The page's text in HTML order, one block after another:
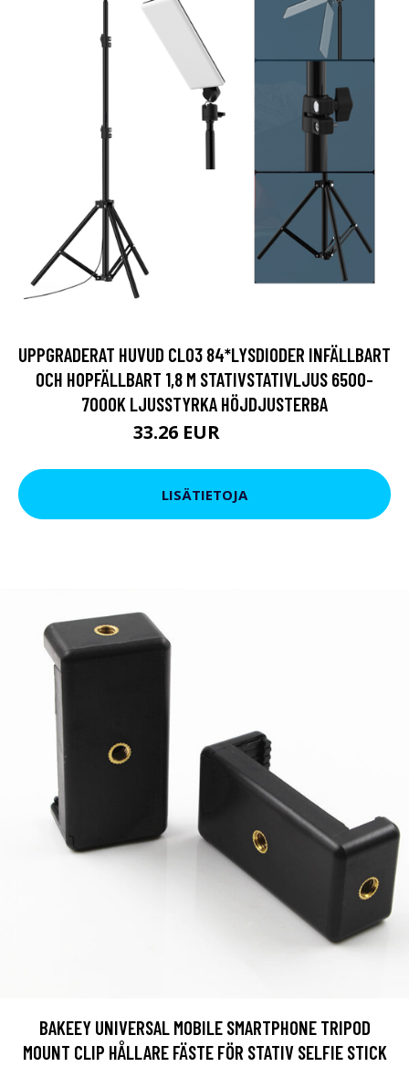
UPPGRADERAT HUVUD CL03 84*LYSDIODER INFÄLLBART
OCH HOPFÄLLBART 1,8 M STATIVSTATIVLJUS 6500-
7000K LJUSSTYRKA HÖJDJUSTERBA
33.26 EUR
LISÄTIETOJA
BAKEEY UNIVERSAL MOBILE SMARTPHONE TRIPOD
MOUNT CLIP HÅLLARE FÄSTE FÖR STATIV SELFIE STICK